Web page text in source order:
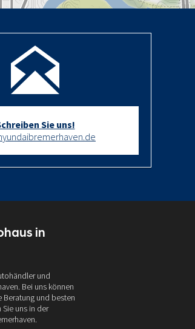
Sie uns!
in
und
Bei uns können
Beratung und besten
Sie uns in der